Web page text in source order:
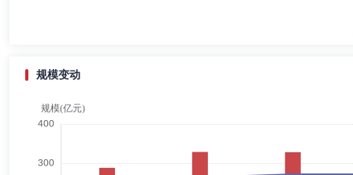
袁林洁女士：独立董事，本科，北京市金德律师事务所律师。曾任香港
规模变动